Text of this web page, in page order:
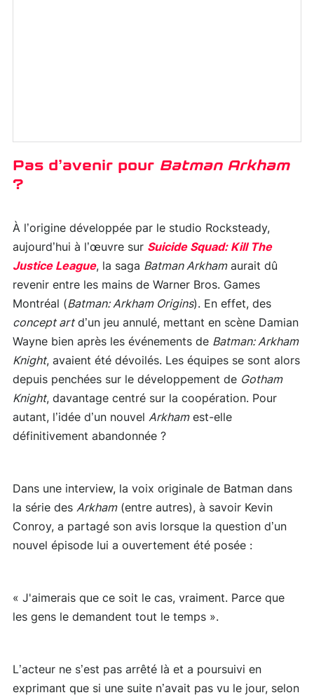
Pas d’avenir pour Batman Arkham
?
À l’origine développée par le studio Rocksteady,
aujourd’hui à l’œuvre sur Suicide Squad: Kill The
Justice League, la saga Batman Arkhamaurait dû
revenir entre les mains de Warner Bros. Games
Montréal (Batman: Arkham Origins). En effet, des
concept artd’un jeu annulé, mettant en scène Damian
Wayne bien après les événements de Batman: Arkham
Knight, avaient été dévoilés. Les équipes se sont alors
depuis penchées sur le développement de Gotham
Knight, davantage centré sur la coopération. Pour
autant, l’idée d’un nouvel Arkhamest-elle
définitivement abandonnée ?
Dans une interview, la voix originale de Batman dans
la série des Arkham(entre autres), à savoir Kevin
Conroy, a partagé son avis lorsque la question d’un
nouvel épisode lui a ouvertement été posée :
« J'aimerais que ce soit le cas, vraiment. Parce que
les gens le demandent tout le temps ».
L’acteur ne s’est pas arrêté là et a poursuivi en
exprimant que si une suite n’avait pas vu le jour, selon